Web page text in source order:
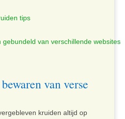
tips
van verschillende websites
van verse
kruiden altijd op